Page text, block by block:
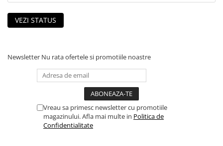
Amplificatoare de putere
Preamplificatoare
DAC-uri
Streamere
Preamplificatoare Phono
RESIGILATE
Switchere de productie TV
VEZI STATUS
Newsletter Nu rata ofertele si promotiile noastre
Vreau sa primesc newsletter cu promotiile
magazinului. Afla mai multe in Politica de
Confidentialitate